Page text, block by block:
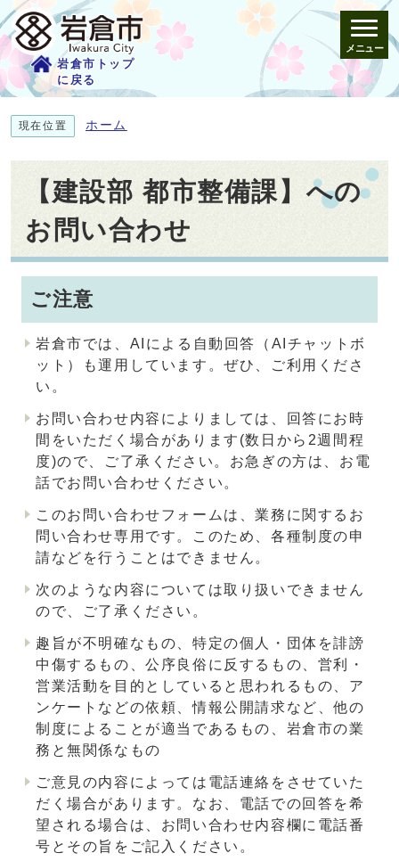
岩倉市トップ
に戻る
メニュー
現在位置 ホーム
【建設部 都市整備課】への
お問い合わせ
ご注意
岩倉市では、AIによる自動回答（AIチャットボ
ット）も運用しています。ぜひ、ご利用くださ
い。
お問い合わせ内容によりましては、回答にお時
間をいただく場合があります(数日から2週間程
度)ので、ご了承ください。お急ぎの方は、お電
話でお問い合わせください。
このお問い合わせフォームは、業務に関するお
問い合わせ専用です。このため、各種制度の申
請などを行うことはできません。
次のような内容については取り扱いできません
ので、ご了承ください。
趣旨が不明確なもの、特定の個人・団体を誹謗
中傷するもの、公序良俗に反するもの、営利・
営業活動を目的としていると思われるもの、ア
ンケートなどの依頼、情報公開請求など、他の
制度によることが適当であるもの、岩倉市の業
務と無関係なもの
ご意見の内容によっては電話連絡をさせていた
だく場合があります。なお、電話での回答を希
望される場合は、お問い合わせ内容欄に電話番
号とその旨をご記入ください。